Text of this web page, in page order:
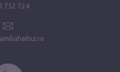
752 724